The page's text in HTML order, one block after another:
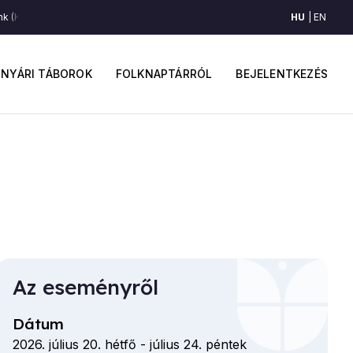
fiók
menüje
BEJELENTKEZÉS
NYÁRI TÁBOROK FOLKNAPTÁRRÓL
(Közép-Maros vidéke) Lassú verbunk (Közép-Maros vidéke) Lassú
HU EN
Az eseményről
Dátum
2026. július 20. hétfő - július 24. péntek